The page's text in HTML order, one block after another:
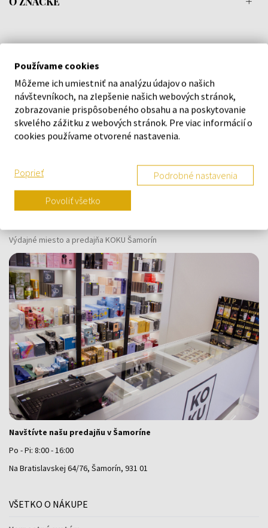
Náš výber na mieru presne pre
vás
Kontaktný formulár
Výdajné miesto a predajňa KOKU Šamorín
Navštívte našu predajňu v Šamoríne
Po - Pi: 8:00 - 16:00
Na Bratislavskej 64/76, Šamorín, 931 01
VŠETKO O NÁKUPE
Používame cookies
Môžeme ich umiestniť na analýzu údajov o našich
návštevníkoch, na zlepšenie našich webových stránok,
zobrazovanie prispôsobeného obsahu a na poskytovanie
skvelého zážitku z webových stránok. Pre viac informácií o
cookies používame otvorené nastavenia.
Poprieť Podrobné nastavenia
Povoliť všetko